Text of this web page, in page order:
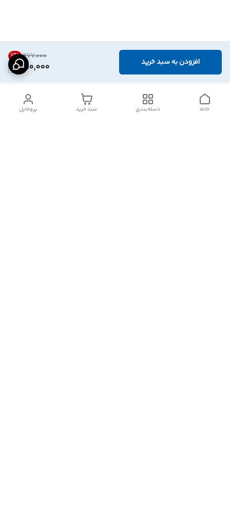
۳۷۷٬۰۰۰ 7%
350,000 افزودن به سبد خرید
پروفایل سبد خرید دسته‌بندی خانه